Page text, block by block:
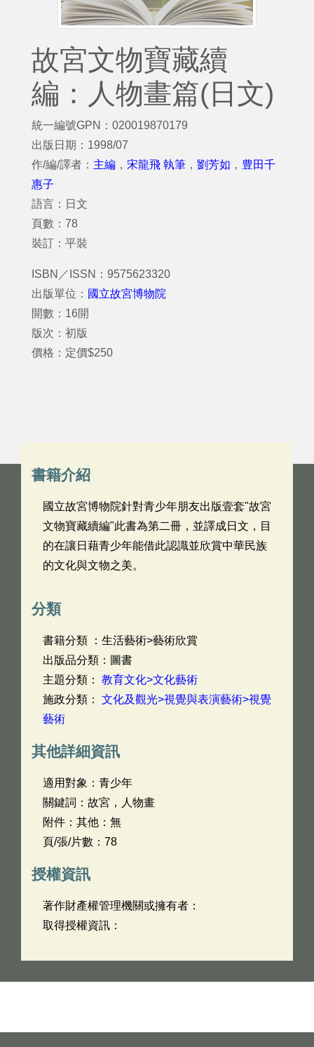
故宮文物寶藏續
編：人物畫篇(日文)
統一編號GPN：020019870179
出版日期：1998/07
作/編/譯者： 主編 ， 宋龍飛 執筆 ， 劉芳如 ， 豊田千
惠子
語言：日文
頁數：78
裝訂：平裝
ISBN／ISSN：9575623320
出版單位： 國立故宮博物院
開數：16開
版次：初版
價格：定價$250
書籍介紹
國立故宮博物院針對青少年朋友出版壹套"故宮
文物寶藏續編"此書為第二冊，並譯成日文，目
的在讓日藉青少年能借此認識並欣賞中華民族
的文化與文物之美。
分類
書籍分類 ：生活藝術>藝術欣賞
出版品分類：圖書
主題分類： 教育文化>文化藝術
施政分類： 文化及觀光>視覺與表演藝術>視覺
藝術
其他詳細資訊
適用對象：青少年
關鍵詞：故宮，人物畫
附件：其他：無
頁/張/片數：78
授權資訊
著作財產權管理機關或擁有者：
取得授權資訊：